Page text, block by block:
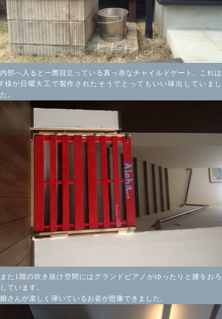
内部へ入ると一際目立っている真っ赤なチャイルドゲート。これは
F様が日曜大工で製作されたそうでとってもいい味出していまし
た。
また1階の吹き抜け空間にはグランドピアノがゆったりと腰をおろ
しています。
娘さんが楽しく弾いているお姿が想像できました。